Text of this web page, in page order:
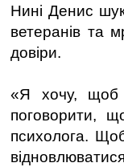
Нині Денис
ветеранів та
довіри.
«Я хочу, щоб
поговорити,
психолога.